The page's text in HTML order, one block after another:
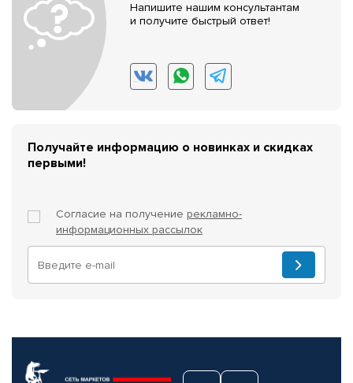
Напишите нашим консультантам
и получите быстрый ответ!
Получайте информацию о новинках и скидках
первыми!
Согласие на получение рекламно-
информационных рассылок